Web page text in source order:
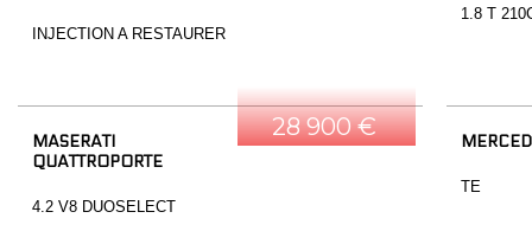
INJECTION A RESTAURER
1.8 T
28 900 €
MASERATI
QUATTROPORTE
4.2 V8 DUOSELECT
TE